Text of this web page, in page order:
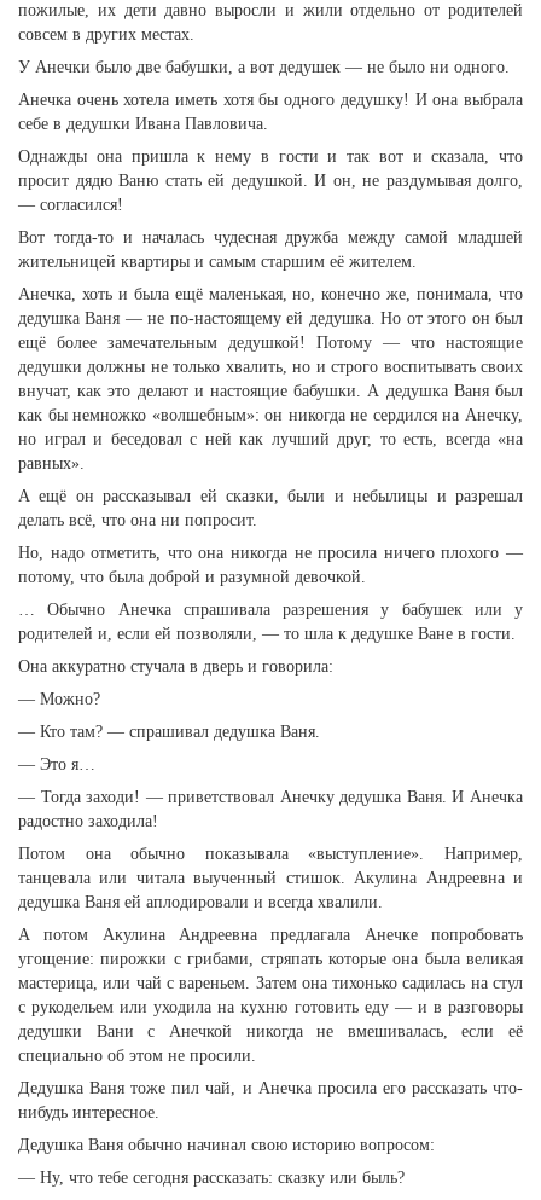
пожилые, их дети давно выросли и жили отдельно от родителей
совсем в других местах.
У Анечки было две бабушки, а вот дедушек — не было ни одного.
Анечка очень хотела иметь хотя бы одного дедушку! И она выбрала
себе в дедушки Ивана Павловича.
Однажды она пришла к нему в гости и так вот и сказала, что
просит дядю Ваню стать ей дедушкой. И он, не раздумывая долго,
— согласился!
Вот тогда-то и началась чудесная дружба между самой младшей
жительницей квартиры и самым старшим её жителем.
Анечка, хоть и была ещё маленькая, но, конечно же, понимала, что
дедушка Ваня — не по-настоящему ей дедушка. Но от этого он был
ещё более замечательным дедушкой! Потому — что настоящие
дедушки должны не только хвалить, но и строго воспитывать своих
внучат, как это делают и настоящие бабушки. А дедушка Ваня был
как бы немножко «волшебным»: он никогда не сердился на Анечку,
но играл и беседовал с ней как лучший друг, то есть, всегда «на
равных».
А ещё он рассказывал ей сказки, были и небылицы и разрешал
делать всё, что она ни попросит.
Но, надо отметить, что она никогда не просила ничего плохого —
потому, что была доброй и разумной девочкой.
… Обычно Анечка спрашивала разрешения у бабушек или у
родителей и, если ей позволяли, — то шла к дедушке Ване в гости.
Она аккуратно стучала в дверь и говорила:
— Можно?
— Кто там? — спрашивал дедушка Ваня.
— Это я…
— Тогда заходи! — приветствовал Анечку дедушка Ваня. И Анечка
радостно заходила!
Потом она обычно показывала «выступление». Например,
танцевала или читала выученный стишок. Акулина Андреевна и
дедушка Ваня ей аплодировали и всегда хвалили.
А потом Акулина Андреевна предлагала Анечке попробовать
угощение: пирожки с грибами, стряпать которые она была великая
мастерица, или чай с вареньем. Затем она тихонько садилась на стул
с рукодельем или уходила на кухню готовить еду — и в разговоры
дедушки Вани с Анечкой никогда не вмешивалась, если её
специально об этом не просили.
Дедушка Ваня тоже пил чай, и Анечка просила его рассказать что-
нибудь интересное.
Дедушка Ваня обычно начинал свою историю вопросом:
— Ну, что тебе сегодня рассказать: сказку или быль?